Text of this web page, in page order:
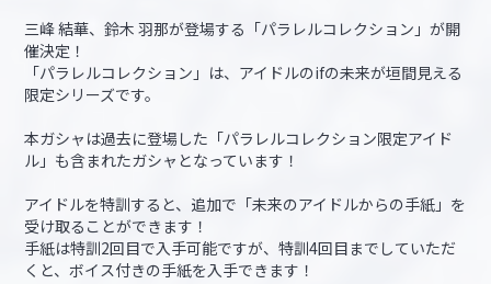
三峰 結華、鈴木 羽那が登場する「パラレルコレクション」が開
催決定！
「パラレルコレクション」は、アイドルのifの未来が垣間見える
限定シリーズです。
本ガシャは過去に登場した「パラレルコレクション限定アイド
ル」も含まれたガシャとなっています！
アイドルを特訓すると、追加で「未来のアイドルからの手紙」を
受け取ることができます！
手紙は特訓2回目で入手可能ですが、特訓4回目までしていただ
くと、ボイス付きの手紙を入手できます！